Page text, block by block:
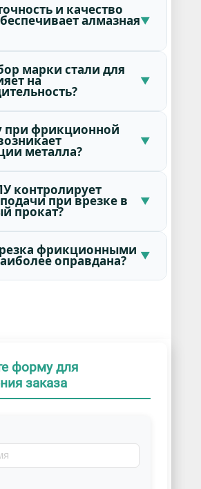
и качество
алмазная
марки стали для
на
при фрикционной
металла?
контролирует
при врезке в
прокат?
резка фрикционными
оправдана?
форму для
заказа